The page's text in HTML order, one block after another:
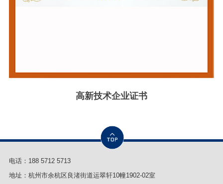
高新技术企业证书
电话： 188 5712 5713
地址：杭州市余杭区良渚街道运翠轩10幢1902-02室